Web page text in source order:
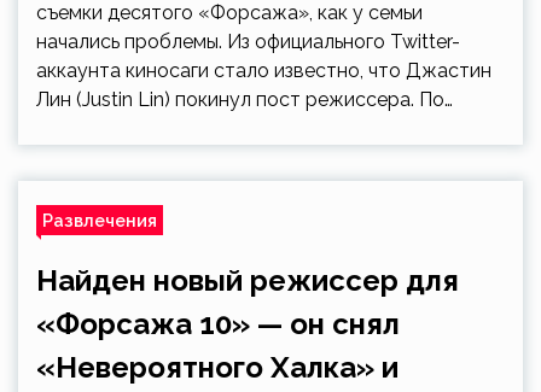
съемки десятого «Форсажа», как у семьи
начались проблемы. Из официального Twitter-
аккаунта киносаги стало известно, что Джастин
Лин (Justin Lin) покинул пост режиссера. По…
Развлечения
Найден новый режиссер для
«Форсажа 10» — он снял
«Невероятного Халка» и